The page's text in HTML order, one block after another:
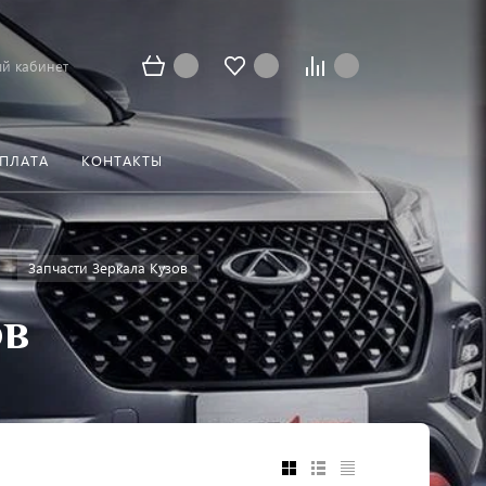
кабинет
КОНТАКТЫ
Запчасти Зеркала Кузов